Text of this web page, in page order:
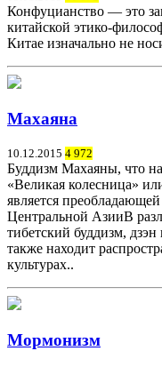
Конфуцианство — это
китайской этико-
Китае изначально не
Махаяна
10.12.2015 4 972
Буддизм Махаяны, что на
«Великая колесница»
является
Центральной АзииВ
тибетский буддизм,
также находит
культурах..
Мормонизм